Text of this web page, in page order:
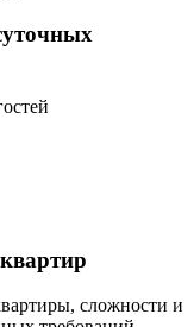
сложности и